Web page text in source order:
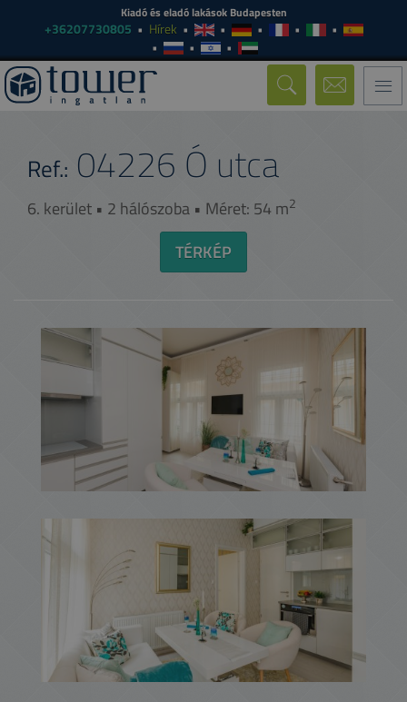
Kiadó és eladó lakások Budapesten
+36207730805 Hírek
Ó utca
Ref.: 04226
6. kerület • 2 hálószoba • Méret: 54 m2
TÉRKÉP